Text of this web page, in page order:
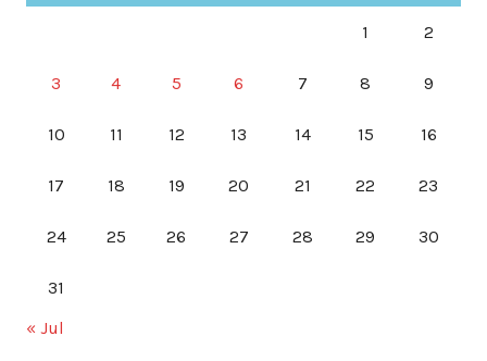
1 2
3 4 5 6 7 8 9
10 11 12 13 14 15 16
17 18 19 20 21 22 23
24 25 26 27 28 29 30
31
« Jul